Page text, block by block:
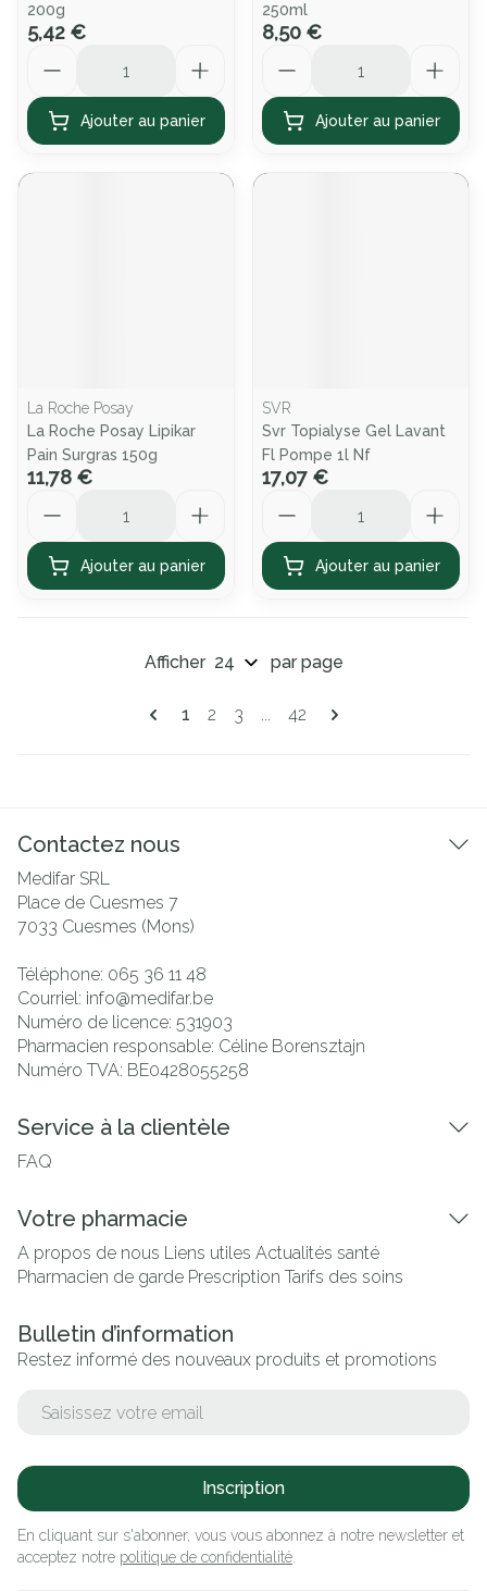
200g
5,42 €
Ajouter au panier
250ml
8,50 €
Ajouter au panier
La Roche Posay
La Roche Posay Lipikar
Pain Surgras 150g
11,78 €
Ajouter au panier
SVR
Svr Topialyse Gel Lavant
Fl Pompe 1l Nf
17,07 €
Ajouter au panier
Vous lisez actuellement la page
1 Page
2 Page
3 ... Page
42
Afficher par page
Contactez nous
Medifar SRL
Place de Cuesmes 7
7033 Cuesmes (Mons)
Téléphone: 065 36 11 48
Courriel: info@medifar.be
Numéro de licence: 531903
Pharmacien responsable: Céline Borensztajn
Numéro TVA: BE0428055258
Service à la clientèle
FAQ
Votre pharmacie
A propos de nous Liens utiles Actualités santé
Pharmacien de garde Prescription Tarifs des soins
Bulletin d’information
Restez informé des nouveaux produits et promotions
Inscription
En cliquant sur s'abonner, vous vous abonnez à notre newsletter et
acceptez notre politique de confidentialité